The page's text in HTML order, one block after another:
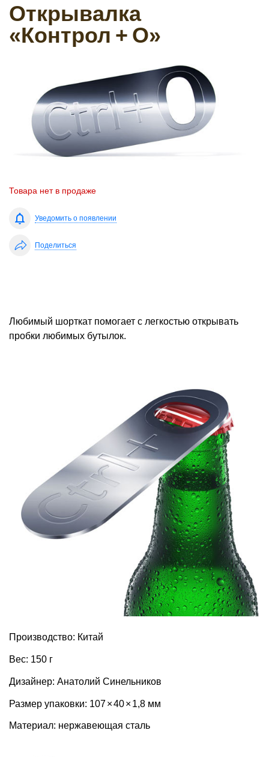
Открывалка
«Контрол + O»
Товара нет в продаже
Уведомить о появлении
Поделиться
Любимый шорткат помогает с легкостью открывать
пробки любимых бутылок.
Производство: Китай
Вес: 150 г
Дизайнер: Анатолий Синельников
Размер упаковки: 107×40× 1,8 мм
Материал: нержавеющая сталь